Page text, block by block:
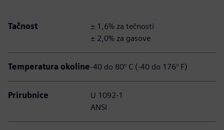
Tačnost
± 1,6% za tečnosti
± 2,0% za gasove
Temperatura okoline-40 do 80° C (-40 do 176° F)
Prirubnice
U 1092-1
ANSI